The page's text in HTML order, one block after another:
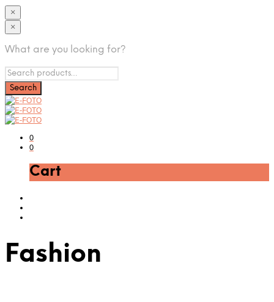
×
×
What are you looking for?
0
0
Cart
Fashion